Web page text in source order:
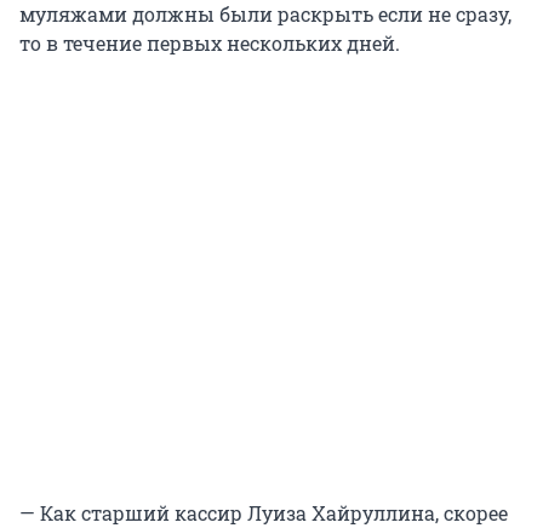
муляжами должны были раскрыть если не сразу,
то в течение первых нескольких дней.
— Как старший кассир Луиза Хайруллина, скорее